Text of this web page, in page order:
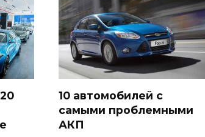
10 автомобилей с
самыми проблемными
АКП